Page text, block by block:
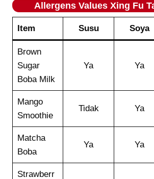
Allergens Values Xing Fu
Item Susu Soya
Brown
Sugar
Boba Milk
Ya Ya
Mango
Smoothie
Tidak Ya
Matcha
Boba
Ya Ya
Strawberr